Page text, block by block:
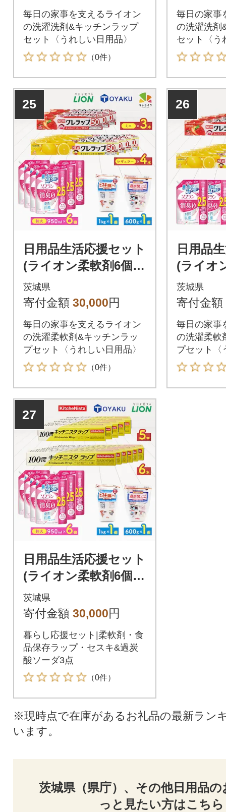
毎日の家事を支えるライオン
の洗濯洗剤&キッチンラップ
セット〈うれしい日用品〉
（0件）
毎日の家事
の洗濯洗剤
セット〈う
25
日用品生活応援セット
(ライオン柔軟剤6個・
クレラップ7本・セス
キ炭酸ソーダ・過炭酸
茨城県
寄付金額 30,000円
毎日の家事を支えるライオン
の洗濯柔軟剤&キッチンラッ
プセット〈うれしい日用品〉
（0件）
26
日用品
(ライオ
クレラ
茨城県
寄付金額
毎日の家事
の洗濯柔軟
プセット〈
27
日用品生活応援セット
(ライオン柔軟剤6個・
キッチニスタラップ1
1本・セスキ炭酸ソー
茨城県
寄付金額 30,000円
暮らし応援セット|柔軟剤・食
品保存ラップ・セスキ&過炭
酸ソーダ3点
（0件）
※現時点で在庫があるお礼品の最新ラン
います。
茨城県（県庁）、その他日用品
っと見たい方はこちら